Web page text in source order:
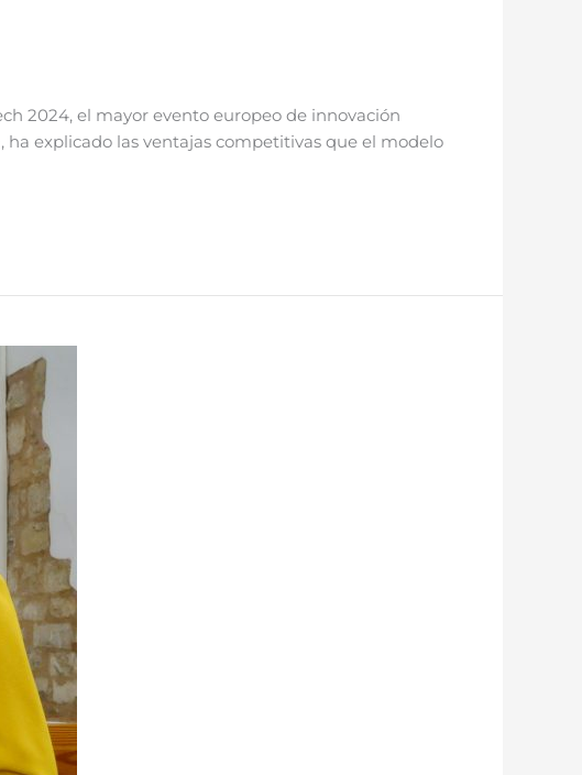
2024, el mayor evento europeo de innovación
ha explicado las ventajas competitivas que el modelo